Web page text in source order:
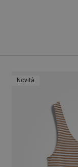
Novità